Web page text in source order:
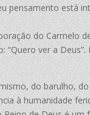
pensamento está
do Carmelo
ver a Deus”.
do barulho,
à humanidade